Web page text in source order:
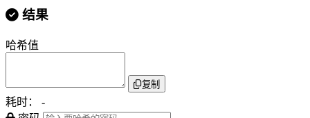
结果
哈希值
复制
耗时：
-